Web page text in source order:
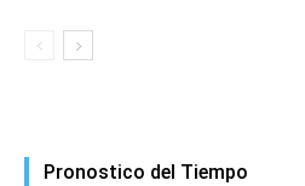
Pronostico del Tiempo